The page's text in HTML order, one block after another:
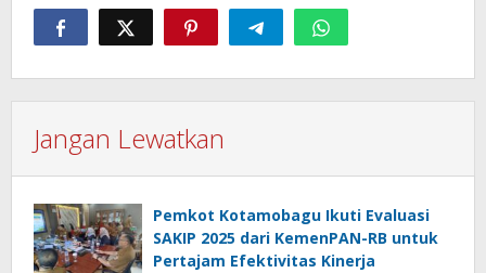
Jangan Lewatkan
Pemkot Kotamobagu Ikuti Evaluasi
SAKIP 2025 dari KemenPAN-RB untuk
Pertajam Efektivitas Kinerja